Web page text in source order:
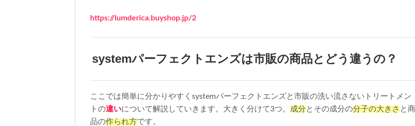
https://lumderica.buyshop.jp/2
systemパーフェクトエンズは市販の商品とどう違うの？
ここでは簡単に分かりやすく systemパーフェクトエンズと市販の洗い流さないトリートメン
トの違いについて解説していきます。大きく分けて 3つ。 成分 とその成分の分子の大きさ と商
品の作られ方です。